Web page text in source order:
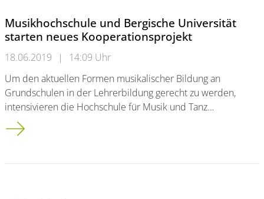
Musikhochschule und Bergische Universität
starten neues Kooperationsprojekt
18.06.2019 |
14:09 Uhr
Um den aktuellen Formen musikalischer Bildung an
Grundschulen in der Lehrerbildung gerecht zu werden,
intensivieren die Hochschule für Musik und Tanz…
Musikhochschule und Bergische Universität starten neues